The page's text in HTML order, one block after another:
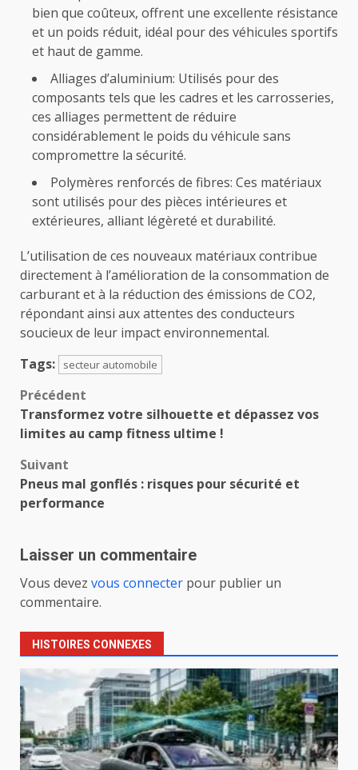
bien que coûteux, offrent une excellente résistance
et un poids réduit, idéal pour des véhicules sportifs
et haut de gamme.
Alliages d’aluminium: Utilisés pour des
composants tels que les cadres et les carrosseries,
ces alliages permettent de réduire
considérablement le poids du véhicule sans
compromettre la sécurité.
Polymères renforcés de fibres: Ces matériaux
sont utilisés pour des pièces intérieures et
extérieures, alliant légèreté et durabilité.
L’utilisation de ces nouveaux matériaux contribue
directement à l’amélioration de la consommation de
carburant et à la réduction des émissions de CO2,
répondant ainsi aux attentes des conducteurs
soucieux de leur impact environnemental.
Tags:
secteur automobile
Navigation
d’article
Précédent
Transformez votre silhouette et dépassez vos
limites au camp fitness ultime !
Suivant
Pneus mal gonflés : risques pour sécurité et
performance
Laisser un commentaire
Vous devez vous connecter pour publier un
commentaire.
HISTOIRES CONNEXES